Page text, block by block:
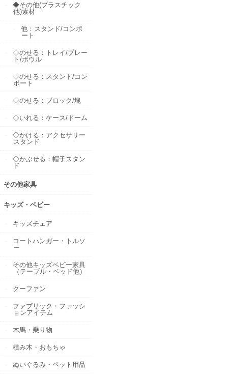
◆その他(プラスチック
他)素材
他：スタンド/コンポ
ート
◇のせる：トレイ/プレー
ト/ボウル
◇のせる：スタンド/コン
ポート
◇のせる：ブロック/塊
◇いれる：ケース/ドーム
◇かける：アクセサリー
スタンド
◇かぶせる：帽子スタン
ド
その他家具
キッズ・ベビー
キッズチェア
コートハンガー・トルソ
ー
その他キッズベビー家具
（テーブル・ベッド他）
クーファン
ファブリック・ファッシ
ョンアイテム
木馬・乗り物
積み木・おもちゃ
ぬいぐるみ・ペット用品